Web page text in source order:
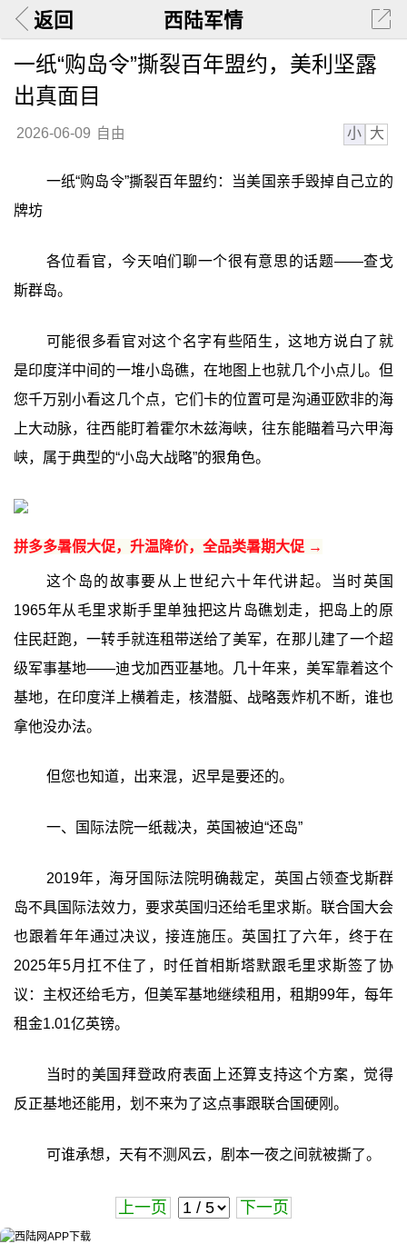
返回 西陆军情
一纸“购岛令”撕裂百年盟约，美利坚露
出真面目
2026-06-09 自由 小 大
一纸“购岛令”撕裂百年盟约：当美国亲手毁掉自己立的
牌坊
各位看官，今天咱们聊一个很有意思的话题——查戈
斯群岛。
可能很多看官对这个名字有些陌生，这地方说白了就
是印度洋中间的一堆小岛礁，在地图上也就几个小点儿。但
您千万别小看这几个点，它们卡的位置可是沟通亚欧非的海
上大动脉，往西能盯着霍尔木兹海峡，往东能瞄着马六甲海
峡，属于典型的“小岛大战略”的狠角色。
拼多多暑假大促，升温降价，全品类暑期大促 →
这个岛的故事要从上世纪六十年代讲起。当时英国
1965年从毛里求斯手里单独把这片岛礁划走，把岛上的原
住民赶跑，一转手就连租带送给了美军，在那儿建了一个超
级军事基地——迪戈加西亚基地。几十年来，美军靠着这个
基地，在印度洋上横着走，核潜艇、战略轰炸机不断，谁也
拿他没办法。
但您也知道，出来混，迟早是要还的。
一、国际法院一纸裁决，英国被迫“还岛”
2019年，海牙国际法院明确裁定，英国占领查戈斯群
岛不具国际法效力，要求英国归还给毛里求斯。联合国大会
也跟着年年通过决议，接连施压。英国扛了六年，终于在
2025年5月扛不住了，时任首相斯塔默跟毛里求斯签了协
议：主权还给毛方，但美军基地继续租用，租期99年，每年
租金1.01亿英镑。
当时的美国拜登政府表面上还算支持这个方案，觉得
反正基地还能用，划不来为了这点事跟联合国硬刚。
可谁承想，天有不测风云，剧本一夜之间就被撕了。
上一页 下一页